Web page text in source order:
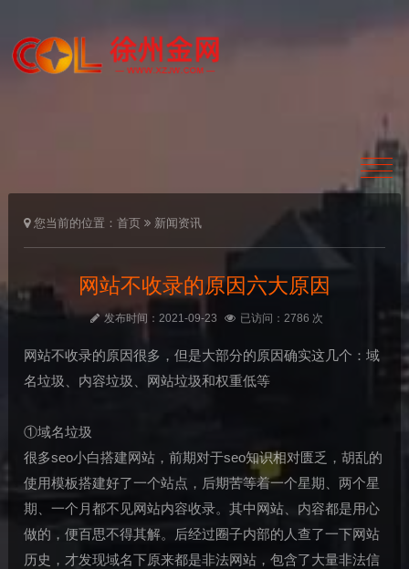
您当前的位置：首页 新闻资讯
网站不收录的原因六大原因
发布时间：2021-09-23 已访问：2786 次
网站不收录的原因很多，但是大部分的原因确实这几个：域
名垃圾、内容垃圾、网站垃圾和权重低等
①域名垃圾
很多seo小白搭建网站，前期对于seo知识相对匮乏，胡乱的
使用模板搭建好了一个站点，后期苦等着一个星期、两个星
期、一个月都不见网站内容收录。其中网站、内容都是用心
做的，便百思不得其解。后经过圈子内部的人查了一下网站
历史，才发现域名下原来都是非法网站，包含了大量非法信